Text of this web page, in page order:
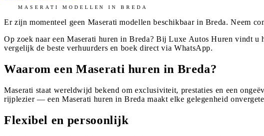
MASERATI MODELLEN INBREDA
Er zijn momenteel geen Maserati modellen beschikbaar in Breda. Neem
Op zoek naar een Maserati huren in Breda? Bij Luxe Autos Huren vindt
vergelijk de beste verhuurders en boek direct via WhatsApp.
Waarom een Maserati huren in Breda?
Maserati staat wereldwijd bekend om exclusiviteit, prestaties en een
rijplezier — een Maserati huren in Breda maakt elke gelegenheid
Flexibel en persoonlijk